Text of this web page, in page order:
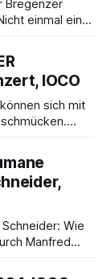
Bregenzer
einmal ein
----
IOCO
sich mit
jähriger
Wie
Manfred
ist und